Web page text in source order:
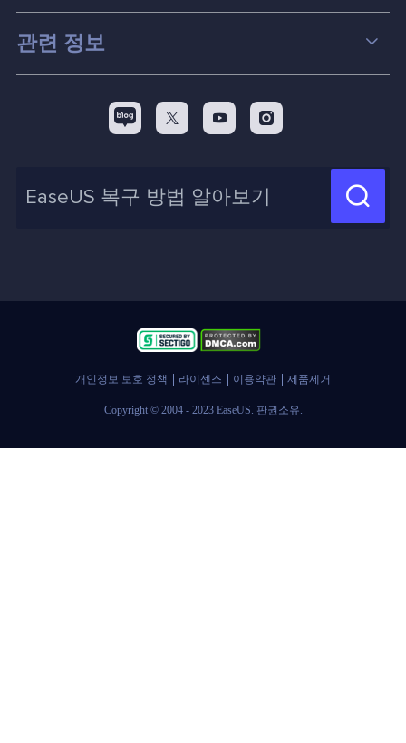
파티션 관리
스크린 레코더
백업&복원
신제품 New
컴퓨터 데이터 복구 팁
맥 데이터 복구 팁
디스크 파티션 팁
화면 녹화 팁
인사이트 보고서
관련 정보
리셀러
제휴 문의
  

개인정보 보호 정책 라이센스 이용약관 제품제거
Copyright © 2004 - 2023 EaseUS. 판권소유.